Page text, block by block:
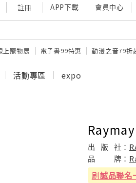
註冊 APP下載 會員中心
上寵物展 電子書99特惠 動漫之音79折
活動專區 expo
出 版 社：
品
牌：
刷誠品聯名